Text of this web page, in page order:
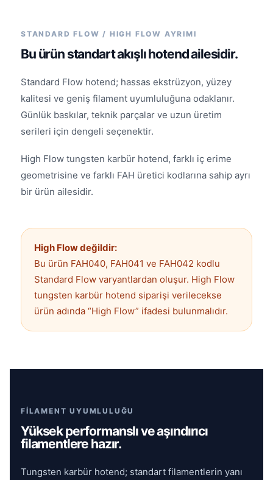
STANDARD FLOW / HIGH FLOW AYRIMI
Bu ürün standart akışlı hotend ailesidir.
Standard Flow hotend; hassas ekstrüzyon, yüzey
kalitesi ve geniş filament uyumluluğuna odaklanır.
Günlük baskılar, teknik parçalar ve uzun üretim
serileri için dengeli seçenektir.
High Flow tungsten karbür hotend, farklı iç erime
geometrisine ve farklı FAH üretici kodlarına sahip ayrı
bir ürün ailesidir.
High Flow değildir:
Bu ürün FAH040, FAH041 ve FAH042 kodlu
Standard Flow varyantlardan oluşur. High Flow
tungsten karbür hotend siparişi verilecekse
ürün adında “High Flow” ifadesi bulunmalıdır.
FİLAMENT UYUMLULUĞU
Yüksek performanslı ve aşındırıcı
filamentlere hazır.
Tungsten karbür hotend; standart filamentlerin yanı